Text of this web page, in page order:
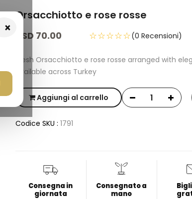
×
Orsacchiotto e rose rosse
USD 70.00 ☆☆☆☆☆(0 Recensioni)
Fresh Orsacchiotto e rose rosse arranged with
available across Turkey
Aggiungi al carrello
Codice SKU : 1791
Consegna in
giornata
Consegnato a
mano